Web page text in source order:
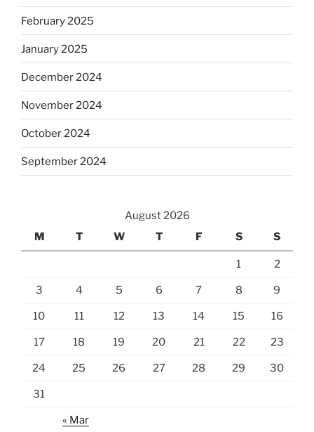
February 2025
January 2025
December 2024
November 2024
October 2024
September 2024
August 2026
M
T W T F S S
1 2
3 4 5 6 7 8 9
10 11 12 13 14 15 16
17 18 19 20 21 22 23
24 25 26 27 28 29 30
31
« Mar